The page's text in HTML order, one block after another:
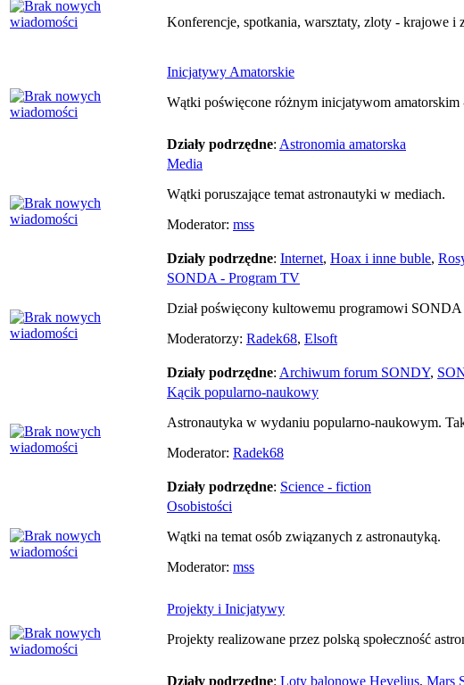
Konferencje, spotkania, warsztaty, zloty - krajowe i
Inicjatywy Amatorskie
Wątki poświęcone różnym inicjatywom amatorskim
Działy podrzędne: Astronomia amatorska
Media
Wątki poruszające temat astronautyki w mediach.
Moderator: mss
Działy podrzędne: Internet, Hoax i inne buble,
SONDA - Program TV
Dział poświęcony kultowemu programowi
Moderatorzy: Radek68, Elsoft
Działy podrzędne: Archiwum forum SONDY,
Kącik popularno-naukowy
Astronautyka w wydaniu popularno-naukowym.
Moderator: Radek68
Działy podrzędne: Science - fiction
Osobistości
Wątki na temat osób związanych z astronautyką.
Moderator: mss
Projekty i Inicjatywy
Projekty realizowane przez polską społeczność
Działy podrzędne: Loty balonowe Hevelius, Mars